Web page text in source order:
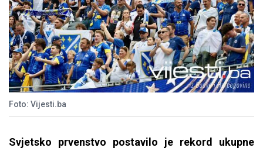
Foto: Vijesti.ba
Svjetsko prvenstvo postavilo je rekord ukupne